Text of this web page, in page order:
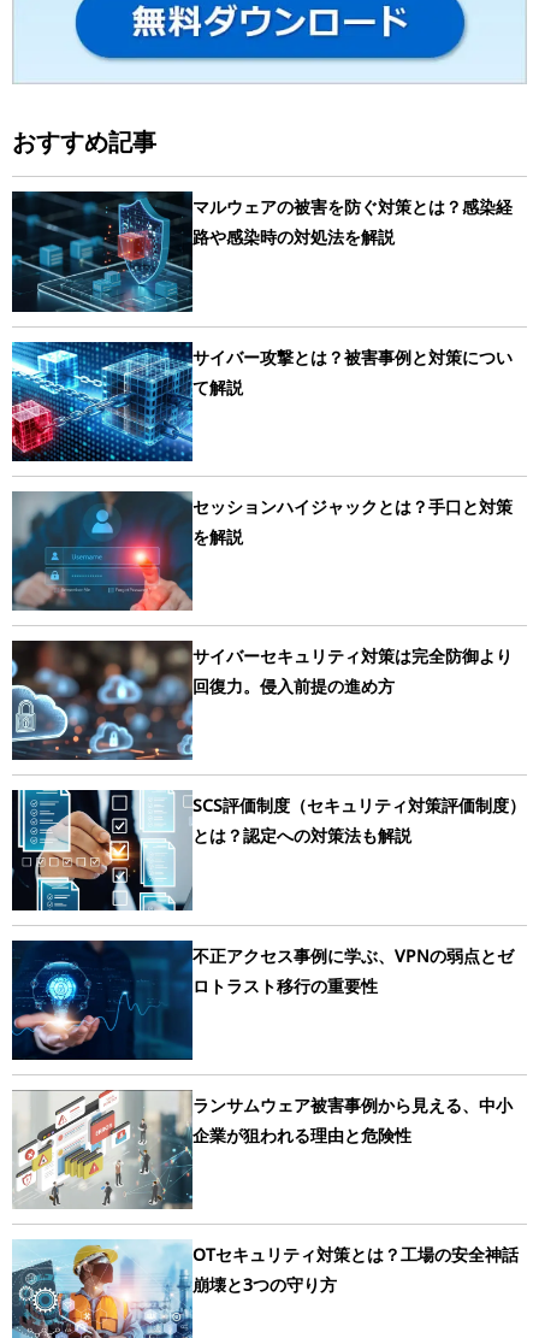
おすすめ記事
マルウェアの被害を防ぐ対策とは？感染経
路や感染時の対処法を解説
サイバー攻撃とは？被害事例と対策につい
て解説
セッションハイジャックとは？手口と対策
を解説
サイバーセキュリティ対策は完全防御より
回復力。侵入前提の進め方
SCS評価制度（セキュリティ対策評価制度）
とは？認定への対策法も解説
不正アクセス事例に学ぶ、VPNの弱点とゼ
ロトラスト移行の重要性
ランサムウェア被害事例から見える、中小
企業が狙われる理由と危険性
OTセキュリティ対策とは？工場の安全神話
崩壊と3つの守り方